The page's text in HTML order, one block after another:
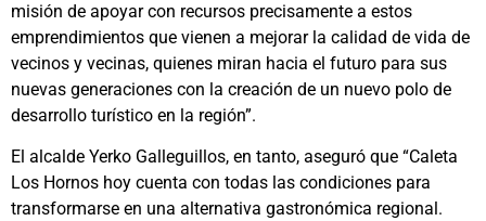
misión de apoyar con recursos precisamente a estos
emprendimientos que vienen a mejorar la calidad de vida de
vecinos y vecinas, quienes miran hacia el futuro para sus
nuevas generaciones con la creación de un nuevo polo de
desarrollo turístico en la región”.
El alcalde Yerko Galleguillos, en tanto, aseguró que “Caleta
Los Hornos hoy cuenta con todas las condiciones para
transformarse en una alternativa gastronómica regional.